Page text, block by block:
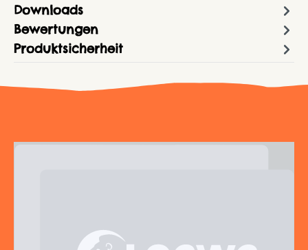
Downloads
Bewertungen
Produktsicherheit